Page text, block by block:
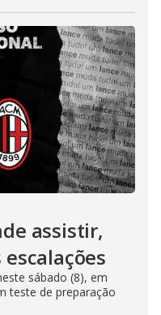
assistir,
sábado (8), em
teste de preparação